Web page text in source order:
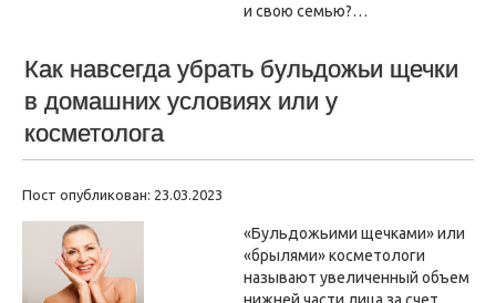
и свою семью?…
Как навсегда убрать бульдожьи щечки
в домашних условиях или у
косметолога
Пост опубликован: 23.03.2023
«Бульдожьими щечками» или
«брылями» косметологи
называют увеличенный объем